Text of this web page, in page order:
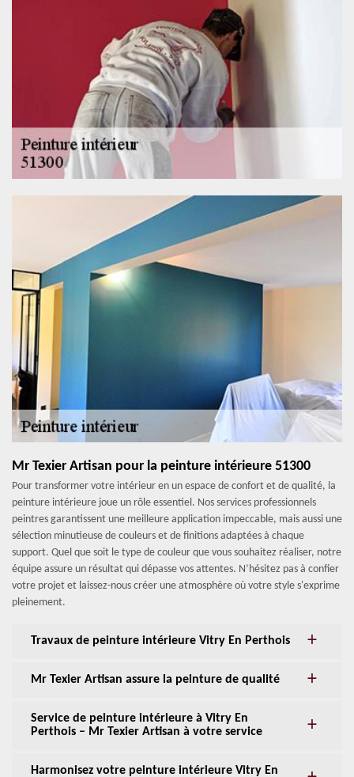
Mr Texier Artisan pour la peinture intérieure 51300
Pour transformer votre intérieur en un espace de confort et de qualité, la
peinture intérieure joue un rôle essentiel. Nos services professionnels
peintres garantissent une meilleure application impeccable, mais aussi une
sélection minutieuse de couleurs et de finitions adaptées à chaque
support. Quel que soit le type de couleur que vous souhaitez réaliser, notre
équipe assure un résultat qui dépasse vos attentes. N’hésitez pas à confier
votre projet et laissez-nous créer une atmosphère où votre style s'exprime
pleinement.
Travaux de peinture intérieure Vitry En Perthois
Mr Texier Artisan assure la peinture de qualité
Service de peinture intérieure à Vitry En
Perthois – Mr Texier Artisan à votre service
Harmonisez votre peinture intérieure Vitry En